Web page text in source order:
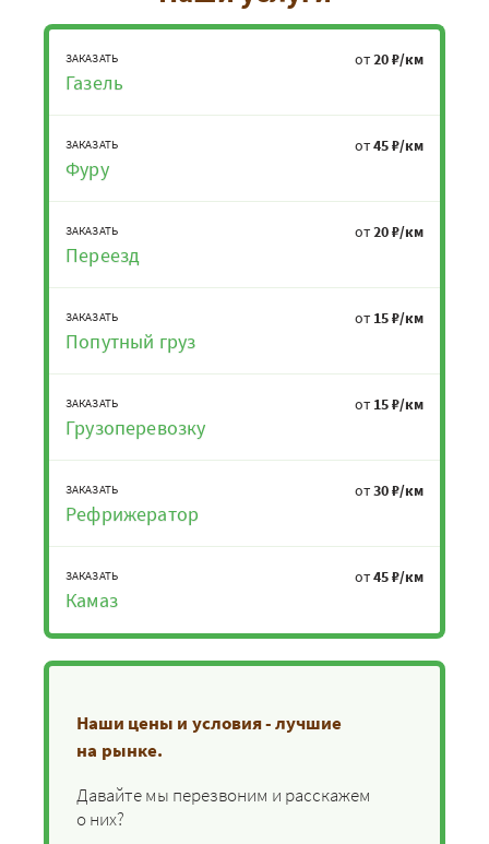
ЗАКАЗАТЬ
Газель
от20 ₽/км
ЗАКАЗАТЬ
Фуру
от45 ₽/км
ЗАКАЗАТЬ
Переезд
от20 ₽/км
ЗАКАЗАТЬ
Попутный груз
от 15 ₽/км
ЗАКАЗАТЬ
Грузоперевозку
от 15 ₽/км
ЗАКАЗАТЬ
Рефрижератор
от30 ₽/км
ЗАКАЗАТЬ
Камаз
от45 ₽/км
Наши цены и условия - лучшие
на рынке.
Давайте мы перезвоним и расскажем
о них?